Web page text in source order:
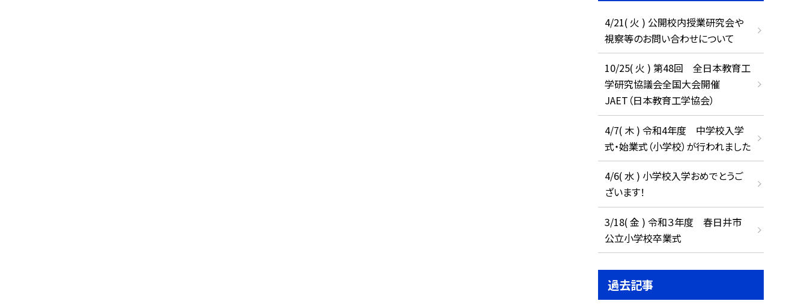
4/21( 火 ) 公開校内授業研究会や
視察等のお問い合わせについて
10/25( 火 ) 第48回 全日本教育工
学研究協議会全国大会開催
JAET（日本教育工学協会）
4/7( 木 ) 令和4年度 中学校入学
式・始業式（小学校）が行われました
4/6( 水 ) 小学校入学おめでとうご
ざいます！
3/18( 金 ) 令和３年度 春日井市
公立小学校卒業式
過去記事